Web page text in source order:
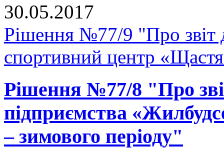
30.05.2017
Рішення №77/9 "Про звіт
спортивний центр
Рішення №77/8 "Про
підприємства
– зимового періоду"